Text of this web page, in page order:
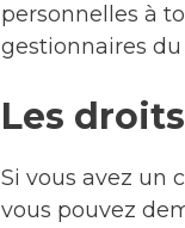
personnelles à
gestionnaires
Les
Si vous avez un
vous pouvez